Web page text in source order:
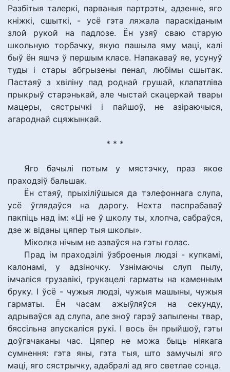
Разбітыя талеркі, парваныя партрэты, адзенне, яго
кніжкі, сшыткі, - усё гэта ляжала параскіданым
злой рукой на падлозе. Ён узяў сваю старую
школьную торбачку, якую пашыла яму маці, калі
быў ён яшчэ ў першым класе. Напакаваў яе, усунуў
туды і стары абгрызены пенал, любімы сшытак.
Пастаяў з хвіліну пад роднай грушай, клапатліва
прыкрыў старэнькай, але чыстай скацеркай твары
мацеры, сястрычкі і пайшоў, не азіраючыся,
агароднай сцяжынкай.
* * *
Яго бачылі потым у мястэчку, праз якое
праходзіў бальшак.
Ён стаяў, прыхіліўшыся да тэлефоннага слупа,
усё ўглядаўся на дарогу. Нехта паспрабаваў
пакпіць над ім: «Ці не ў школу ты, хлопча, сабраўся,
дзе ж віданы цяпер тыя школы».
Міколка нічым не азваўся на гэты голас.
Прад ім праходзілі ўзброеныя людзі - купкамі,
калонамі, у адзіночку. Узнімаючы слуп пылу,
імчаліся грузавікі, грукацелі гарматы на каменным
бруку. І ўсё - чужыя людзі, чужыя машыны, чужыя
гарматы. Ён часам ажыўляўся на секунду,
адрываўся ад слупа, але зноў гарэў запылены твар,
бяссільна апускаліся рукі. І вось ён прыйшоў, гэты
доўгачаканы час. Цяпер не можа быць ніякага
сумнення: гэта яны, гэта тыя, што замучылі яго
маці, яго сястрычку, адабралі ад яго светлае сонца.